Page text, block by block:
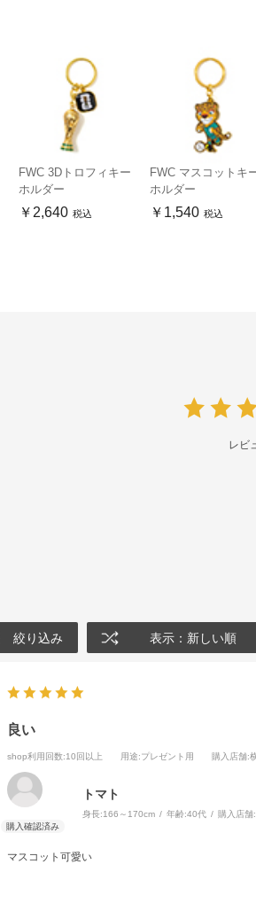
FWC 3Dトロフィキー
ホルダー
￥2,640 税込
FWC マスコットキ
ホルダー
￥1,540 税込
レビ
絞り込み 表示：新しい順
良い
shop利用回数:10回以上 用途:プレゼント用 購入店舗:
トマト
身長:166～170cm 年齢:40代 購入店舗:
マスコット可愛い